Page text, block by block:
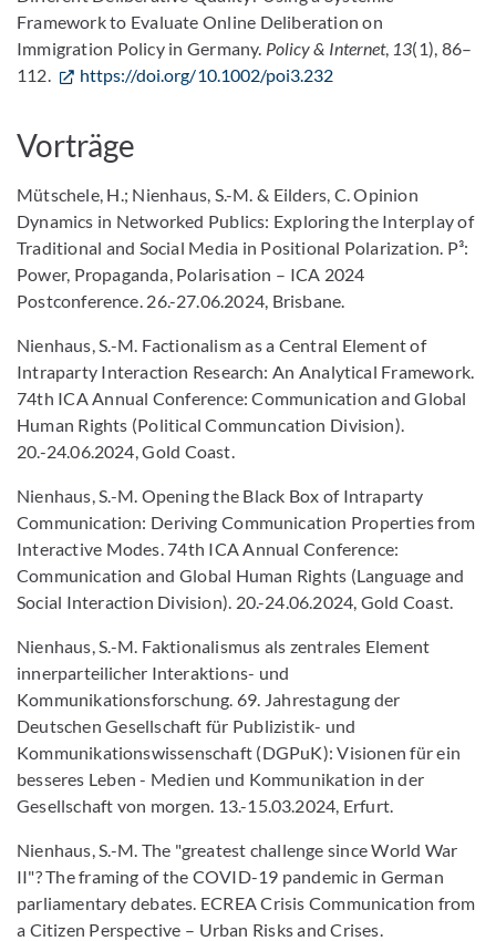
Framework to Evaluate Online Deliberation on
Immigration Policy in Germany. Policy & Internet, 13(1), 86–
112.
https://doi.org/10.1002/poi3.232
Vorträge
Mütschele, H.; Nienhaus, S.-M. & Eilders, C. Opinion
Dynamics in Networked Publics: Exploring the Interplay of
Traditional and Social Media in Positional Polarization. P³:
Power, Propaganda, Polarisation – ICA 2024
Postconference. 26.-27.06.2024, Brisbane.
Nienhaus, S.-M. Factionalism as a Central Element of
Intraparty Interaction Research: An Analytical Framework.
74th ICA Annual Conference: Communication and Global
Human Rights (Political Communcation Division).
20.-24.06.2024, Gold Coast.
Nienhaus, S.-M. Opening the Black Box of Intraparty
Communication: Deriving Communication Properties from
Interactive Modes. 74th ICA Annual Conference:
Communication and Global Human Rights (Language and
Social Interaction Division). 20.-24.06.2024, Gold Coast.
Nienhaus, S.-M. Faktionalismus als zentrales Element
innerparteilicher Interaktions- und
Kommunikationsforschung. 69. Jahrestagung der
Deutschen Gesellschaft für Publizistik- und
Kommunikationswissenschaft (DGPuK): Visionen für ein
besseres Leben - Medien und Kommunikation in der
Gesellschaft von morgen. 13.-15.03.2024, Erfurt.
Nienhaus, S.-M. The "greatest challenge since World War
II"? The framing of the COVID-19 pandemic in German
parliamentary debates. ECREA Crisis Communication from
a Citizen Perspective – Urban Risks and Crises.